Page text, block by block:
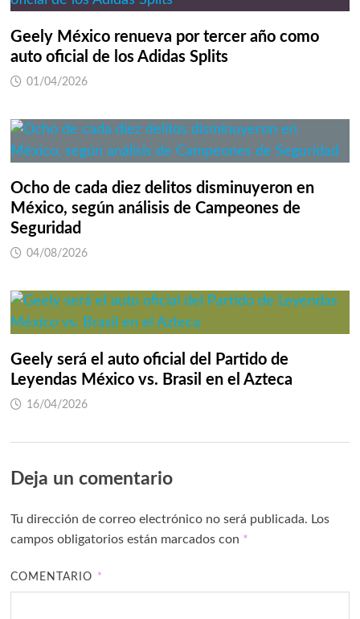
Geely México renueva por tercer año como
auto oficial de los Adidas Splits
01/04/2026
Ocho de cada diez delitos disminuyeron en
México, según análisis de Campeones de
Seguridad
04/08/2026
Geely será el auto oficial del Partido de
Leyendas México vs. Brasil en el Azteca
16/04/2026
Deja un comentario
Tu dirección de correo electrónico no será publicada. Los
campos obligatorios están marcados con *
COMENTARIO *